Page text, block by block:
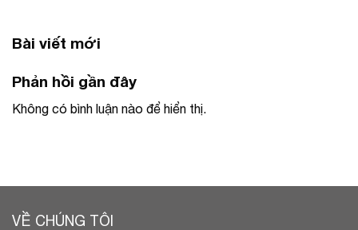
Bài viết mới
Phản hồi gần đây
Không có bình luận nào để hiển thị.
VỀ CHÚNG TÔI